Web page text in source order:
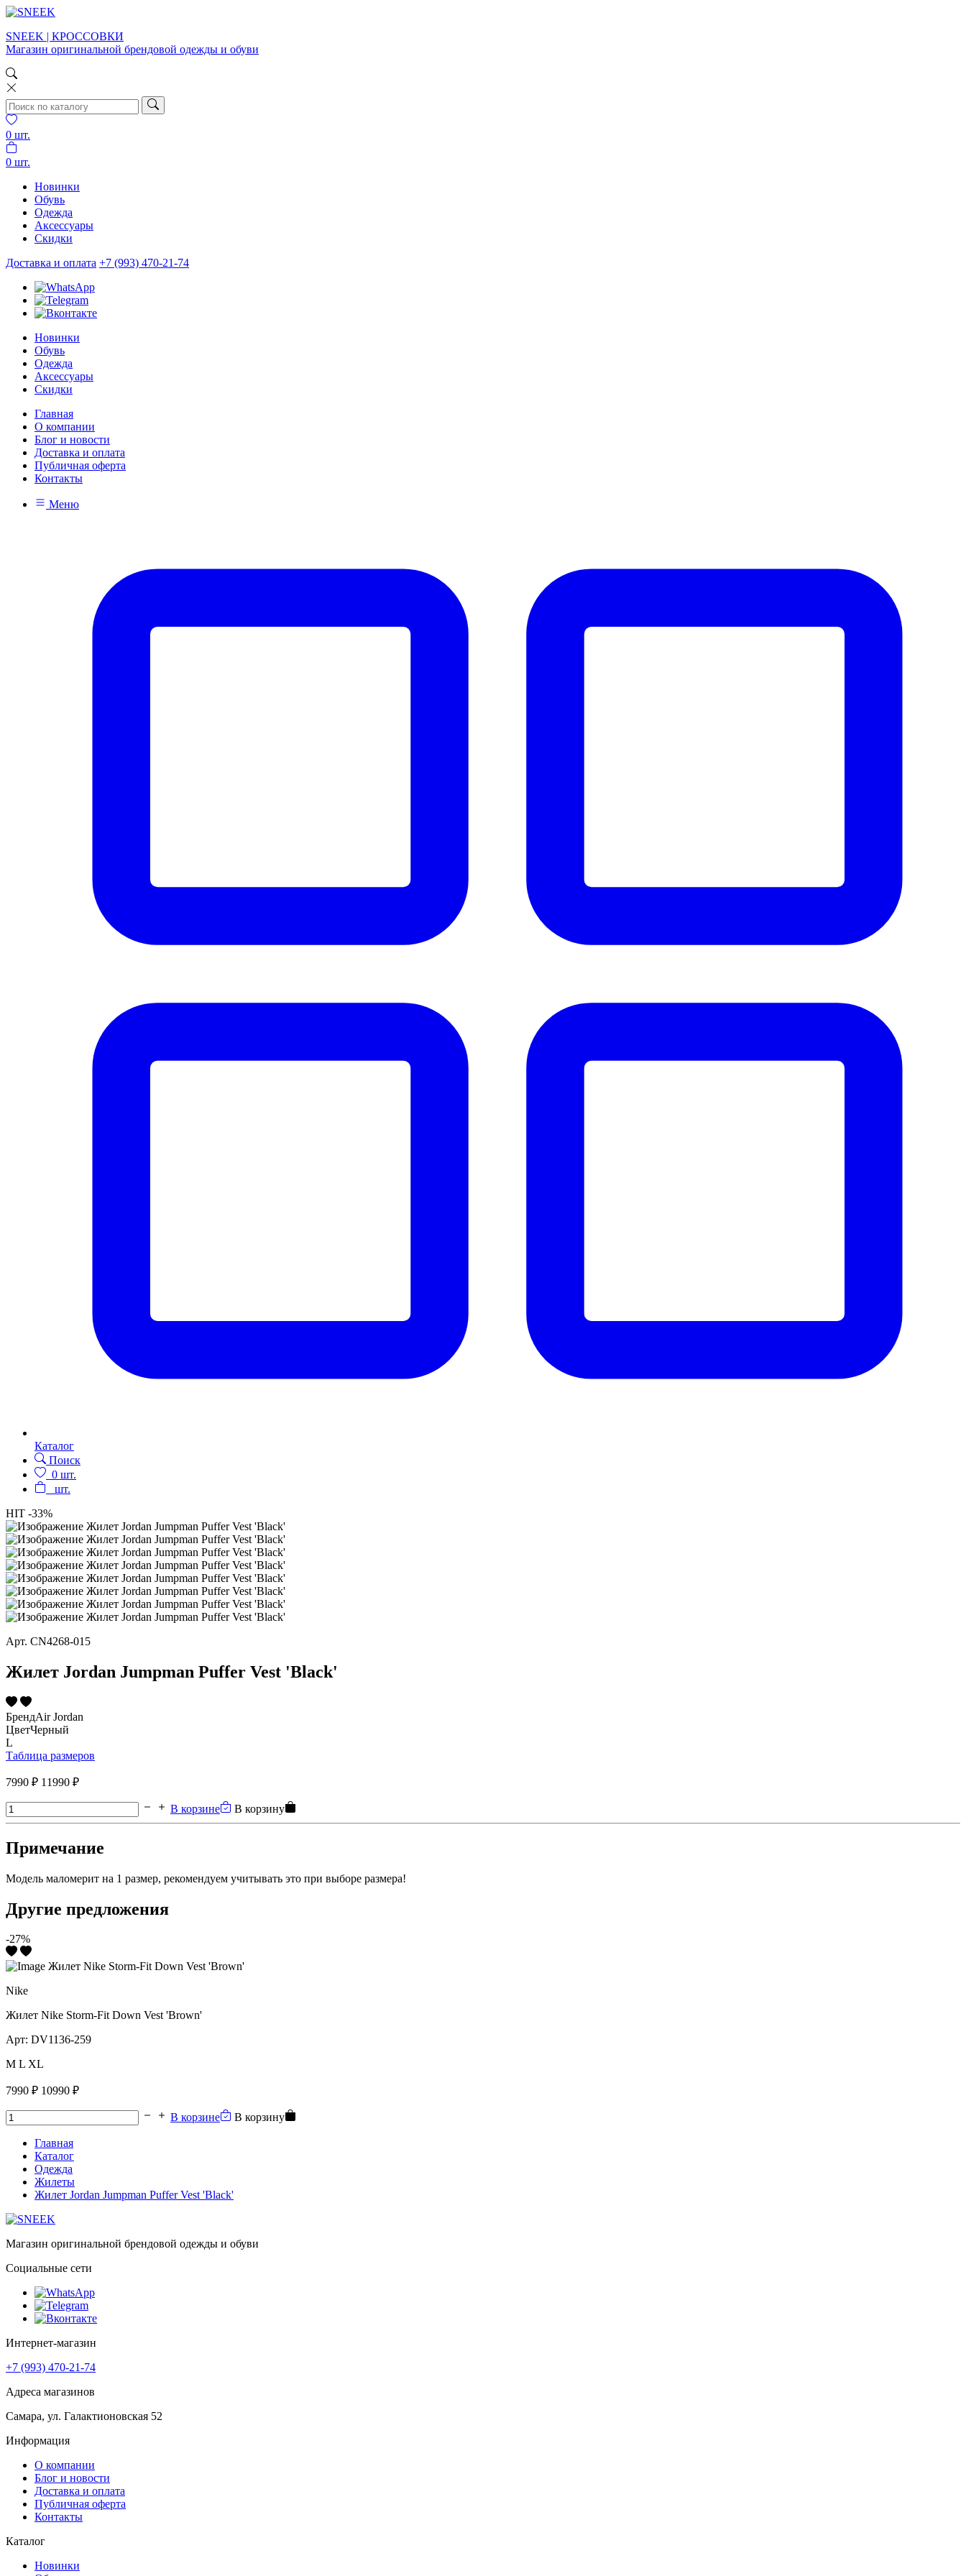
SNEEK | КРОССОВКИ
Магазин оригинальной брендовой одежды и обуви
0 шт.
0 шт.
Новинки
Обувь
Одежда
Аксессуары
Скидки
Доставка и оплата +7 (993) 470-21-74
Новинки
Обувь
Одежда
Аксессуары
Скидки
Главная
О компании
Блог и новости
Доставка и оплата
Публичная оферта
Контакты
Меню
Каталог
Поиск
0 шт.
шт.
HIT -33%
Арт. CN4268-015
Жилет Jordan Jumpman Puffer Vest 'Black'
БрендAir Jordan
ЦветЧерный
L
Таблица размеров
7990 ₽ 11990 ₽
В корзине В корзину
Примечание
Модель маломерит на 1 размер, рекомендуем учитывать это при выборе размера!
Другие предложения
-27%
Nike
Жилет Nike Storm-Fit Down Vest 'Brown'
Арт: DV1136-259
M L XL
7990 ₽ 10990 ₽
В корзине В корзину
Главная
Каталог
Одежда
Жилеты
Жилет Jordan Jumpman Puffer Vest 'Black'
Магазин оригинальной брендовой одежды и обуви
Социальные сети
Интернет-магазин
+7 (993) 470-21-74
Адреса магазинов
Самара, ул. Галактионовская 52
Информация
О компании
Блог и новости
Доставка и оплата
Публичная оферта
Контакты
Каталог
Новинки